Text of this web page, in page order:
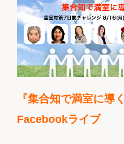
『集合知で満室に導
Facebookライブ